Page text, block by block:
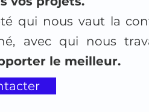
qui nous vaut la
avec qui nous
le meilleur.